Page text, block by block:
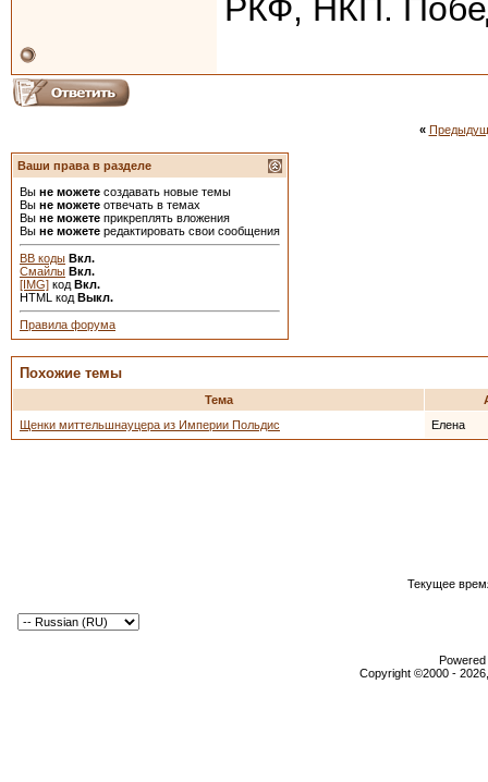
РКФ, НКП.
«
Ваши права в разделе
Вы не можете создавать новые темы
Вы не можете отвечать в темах
Вы не можете прикреплять вложения
Вы не можете редактировать свои сообщения
BB коды Вкл.
Смайлы Вкл.
[IMG] код Вкл.
HTML код Выкл.
Правила форума
Похожие темы
Тема
Щенки миттельшнауцера из Империи Польдис
Елена
Текущее
Copyright ©2000 -